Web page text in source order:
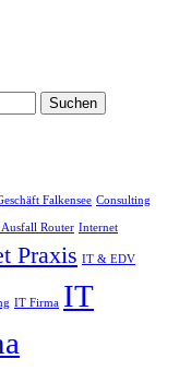
Falkensee Consulting
Router Internet
Praxis IT & EDV
IT Firma IT